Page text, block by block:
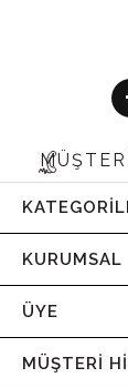
KURUMSAL
ÜYE
MÜŞTERI